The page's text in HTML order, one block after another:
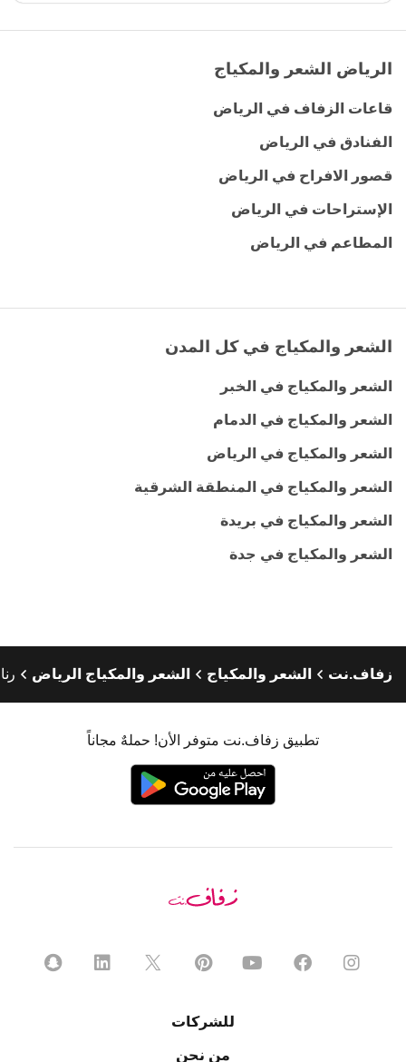
الرياض الشعر والمكياج
قاعات الزفاف في الرياض
الفنادق في الرياض
قصور الافراح في الرياض
الإستراحات في الرياض
المطاعم في الرياض
الشعر والمكياج في كل المدن
الشعر والمكياج في الخبر
الشعر والمكياج في الدمام
الشعر والمكياج في الرياض
الشعر والمكياج في المنطقة الشرقية
الشعر والمكياج في بريدة
الشعر والمكياج في جدة
زفاف.نت الشعر والمكياج الشعر والمكياج الرياض
تطبيق زفاف.نت متوفر الأن! حملهٌ مجاناً
للشركات
من نحن